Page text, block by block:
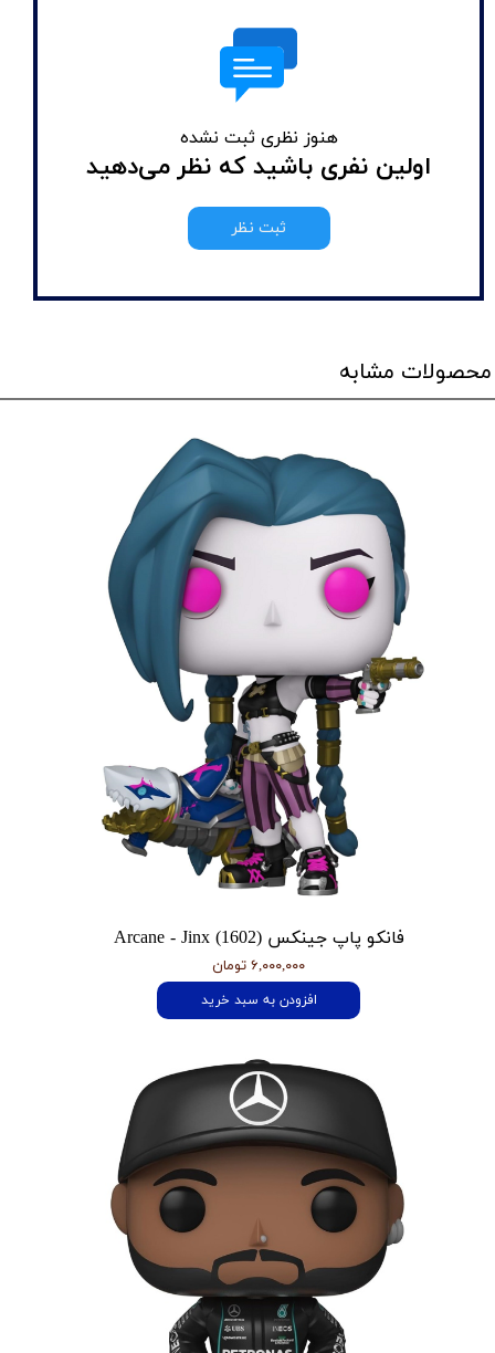
هنوز نظری ثبت نشده
اولین نفری باشید که نظر می‌دهید
ثبت نظر
محصولات مشابه
فانکو پاپ جینکس Arcane - Jinx (1602)
۶,۰۰۰,۰۰۰ تومان
افزودن به سبد خرید